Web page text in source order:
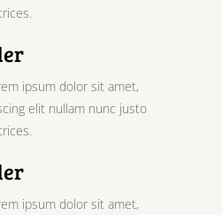
ipsum dolor sit amet,
elit nullam nunc justo
ipsum dolor sit amet,